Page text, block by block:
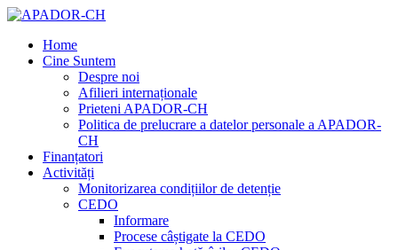
Home
Cine Suntem
Despre noi
Afilieri internaționale
Prieteni APADOR-CH
Politica de prelucrare a datelor personale a APADOR-
CH
Finanțatori
Activități
Monitorizarea condițiilor de detenție
CEDO
Informare
Procese câștigate la CEDO